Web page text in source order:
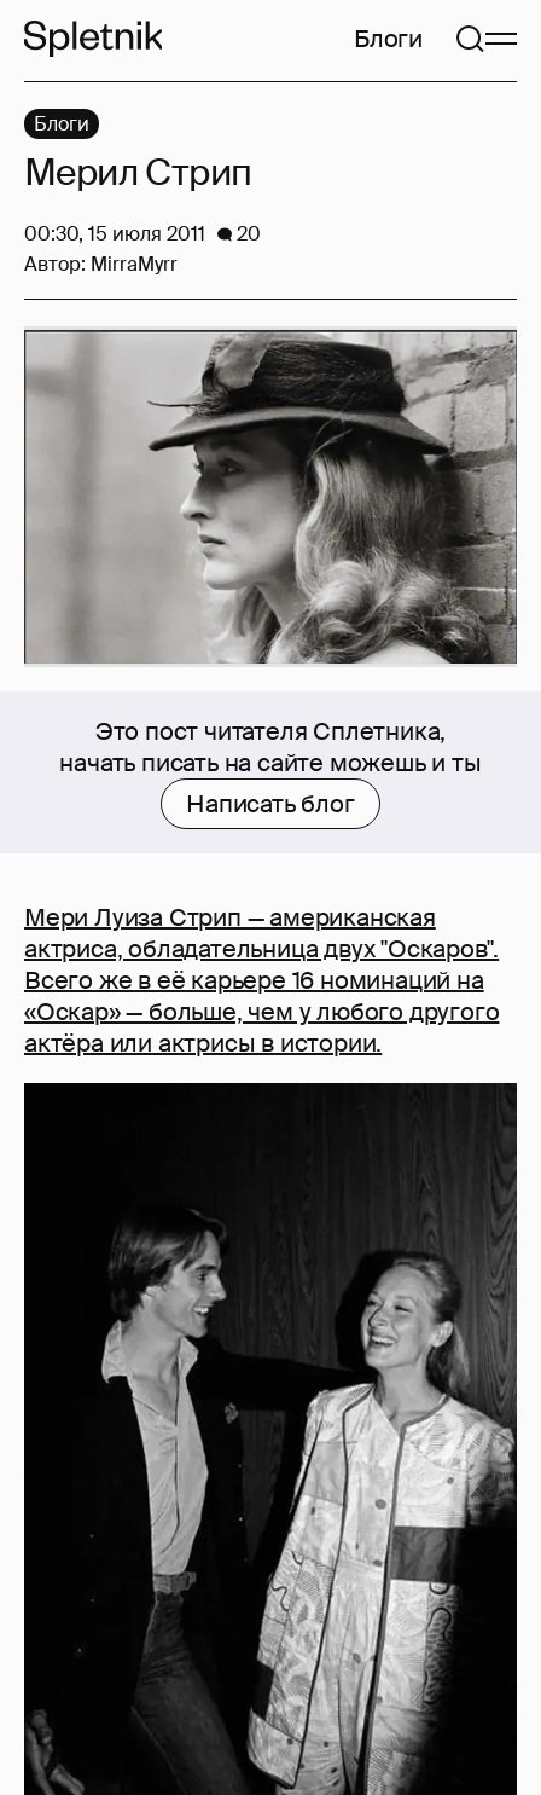
Блоги
Это пост читателя Сплетника,
начать писать на сайте можешь и ты
Написать блог
Мери Луиза Стрип — американская
актриса, обладательница двух "Оскаров".
Всего же в её карьере 16 номинаций на
«Оскар» — больше, чем у любого другого
актёра или актрисы в истории.
Блоги
Мерил Стрип
00:30, 15 июля 2011
20
Автор: MirraMyrr